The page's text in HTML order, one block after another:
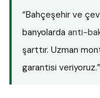
“Bahçeşehir ve
banyolarda anti-
şarttır. Uzman
garantisi veriyoruz.”